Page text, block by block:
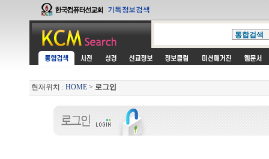
현재위치 : HOME > 로그인